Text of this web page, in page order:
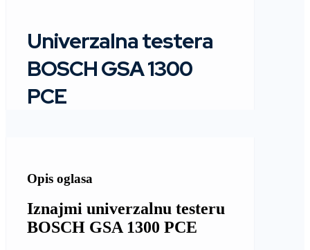
Univerzalna testera
BOSCH GSA 1300
PCE
Opis oglasa
Iznajmi univerzalnu testeru
BOSCH GSA 1300 PCE